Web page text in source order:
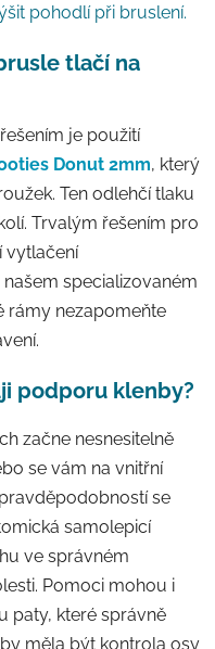
pohodlí při bruslení.
tlačí na
je použití
Donut 2mm, který
Ten odlehčí tlaku
Trvalým řešením pro
vytlačení
specializovaném
rámy nezapomeňte
podporu klenby?
začne nesnesitelně
se vám na vnitřní
se
samolepicí
ve správném
Pomoci mohou i
paty, které správně
měla být kontrola osy